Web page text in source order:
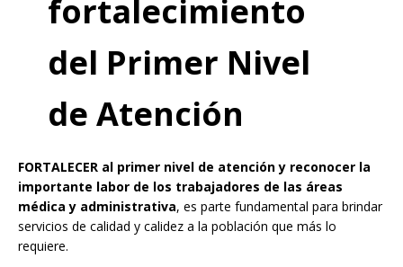
fortalecimiento
del Primer Nivel
de Atención
FORTALECER al primer nivel de atención y reconocer la
importante labor de los trabajadores de las áreas
médica y administrativa, es parte fundamental para brindar
servicios de calidad y calidez a la población que más lo
requiere.